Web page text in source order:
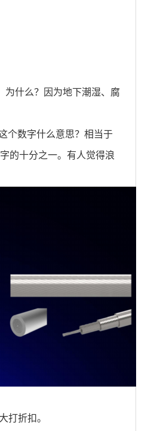
为什么？因为地下潮湿、腐
个数字什么意思？相当于
的十分之一。有人觉得浪
打折扣。